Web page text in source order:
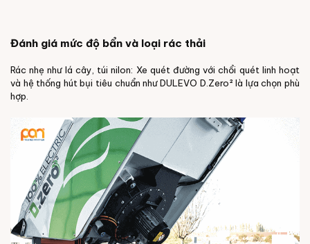
Đánh giá mức độ bẩn và loại rác thải
Rác nhẹ như lá cây, túi nilon: Xe quét đường với chổi quét linh hoạt
và hệ thống hút bụi tiêu chuẩn như DULEVO D.Zero² là lựa chọn phù
hợp.